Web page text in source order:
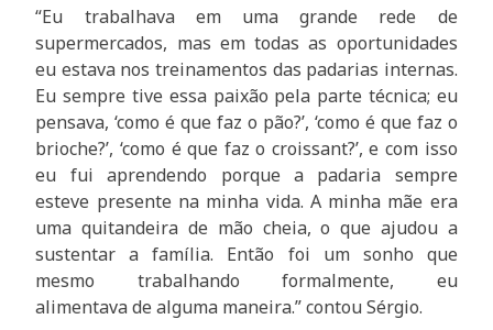
“Eu trabalhava em uma grande rede de
supermercados, mas em todas as oportunidades
eu estava nos treinamentos das padarias internas.
Eu sempre tive essa paixão pela parte técnica; eu
pensava, ‘como é que faz o pão?’, ‘como é que faz o
brioche?’, ‘como é que faz o croissant?’, e com isso
eu fui aprendendo porque a padaria sempre
esteve presente na minha vida. A minha mãe era
uma quitandeira de mão cheia, o que ajudou a
sustentar a família. Então foi um sonho que
mesmo trabalhando formalmente, eu
alimentava de alguma maneira.” contou Sérgio.